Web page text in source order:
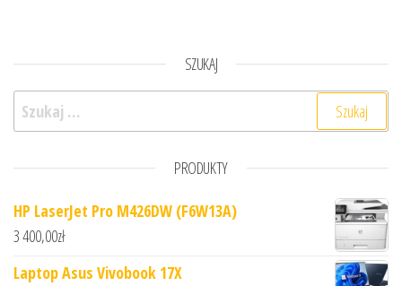
SZUKAJ
Szukaj:
PRODUKTY
HP LaserJet Pro M426DW (F6W13A)
3 400,00zł
Laptop Asus Vivobook 17X